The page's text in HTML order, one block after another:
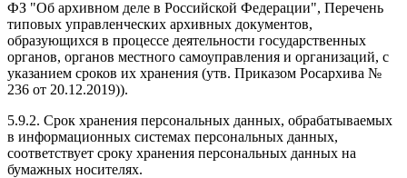
ФЗ "Об архивном деле в Российской Федерации", Перечень
типовых управленческих архивных документов,
образующихся в процессе деятельности государственных
органов, органов местного самоуправления и организаций, с
указанием сроков их хранения (утв. Приказом Росархива №
236 от 20.12.2019)).
5.9.2. Срок хранения персональных данных, обрабатываемых
в информационных системах персональных данных,
соответствует сроку хранения персональных данных на
бумажных носителях.